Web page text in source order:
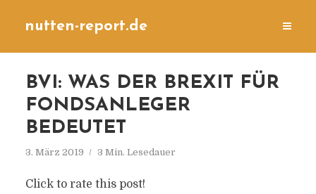
nutten-report.de
BVI: WAS DER BREXIT FÜR
FONDSANLEGER
BEDEUTET
3. März 2019 3 Min. Lesedauer
Click to rate this post!